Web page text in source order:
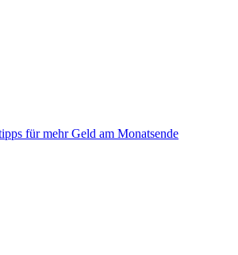
für mehr Geld am Monatsende